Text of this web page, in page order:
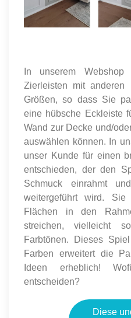
In unserem
Zierleisten mit anderen
Größen, so dass Sie
eine hübsche Eckleiste
Wand zur Decke und/
auswählen können. In
unser Kunde für einen
entschieden, der den
Schmuck einrahmt
weitergeführt wird.
Flächen in den
streichen, vielleicht
Farbtönen. Dieses
Farben erweitert die
Ideen erheblich!
entscheiden?
Diese